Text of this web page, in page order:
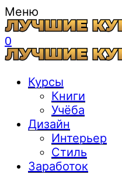
Меню
0
Курсы
Книги
Учёба
Дизайн
Интерьер
Стиль
Заработок